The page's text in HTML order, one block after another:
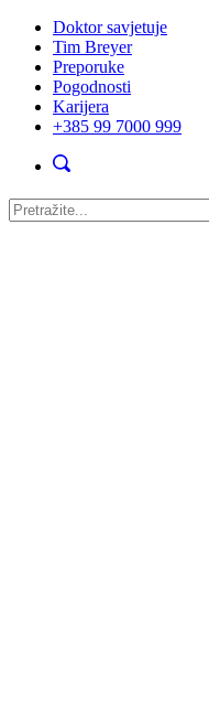
Doktor savjetuje
Tim Breyer
Preporuke
Pogodnosti
Karijera
+385 99 7000 999